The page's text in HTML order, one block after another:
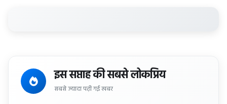
इस सप्ताह की सबसे लोकप्रिय
सबसे ज्यादा पढ़ी गई खबर